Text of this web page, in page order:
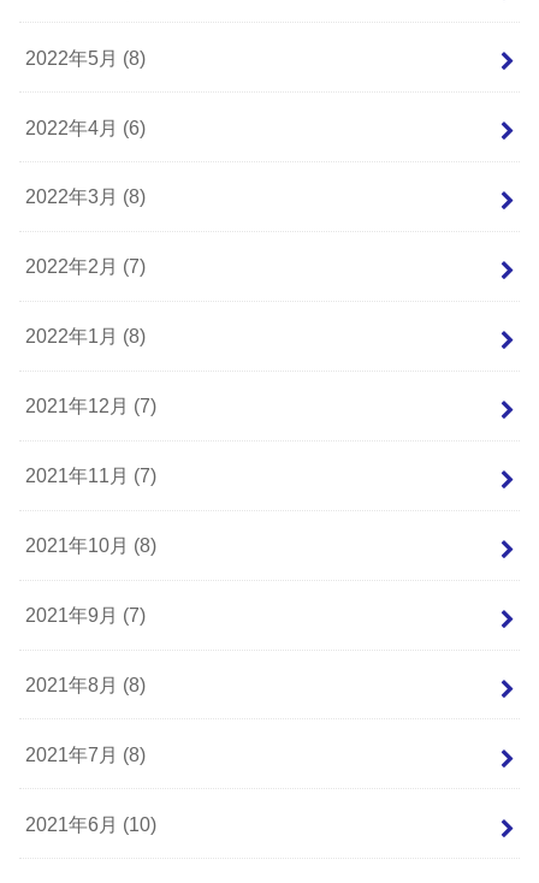
2022年5月 (8)
2022年4月 (6)
2022年3月 (8)
2022年2月 (7)
2022年1月 (8)
2021年12月 (7)
2021年11月 (7)
2021年10月 (8)
2021年9月 (7)
2021年8月 (8)
2021年7月 (8)
2021年6月 (10)